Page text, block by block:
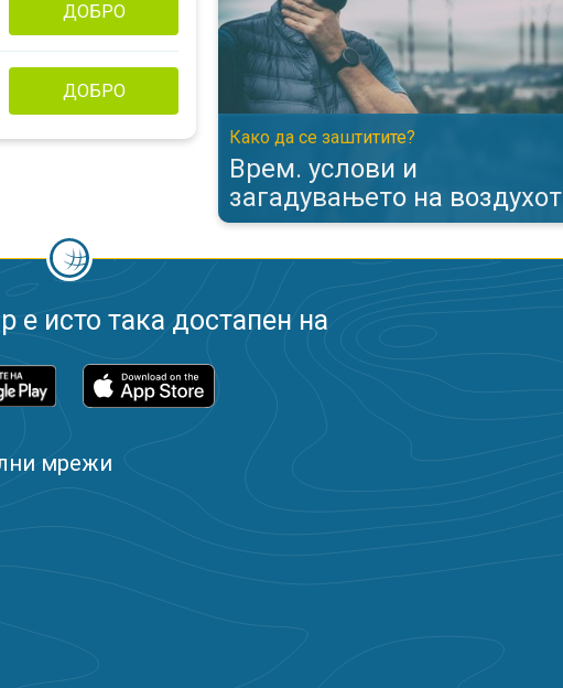
ДОБРО
ДОБРО
Како да се заштитите?
Врем. услови и
загадувањето на воздухот
е исто така достапен на
мрежи